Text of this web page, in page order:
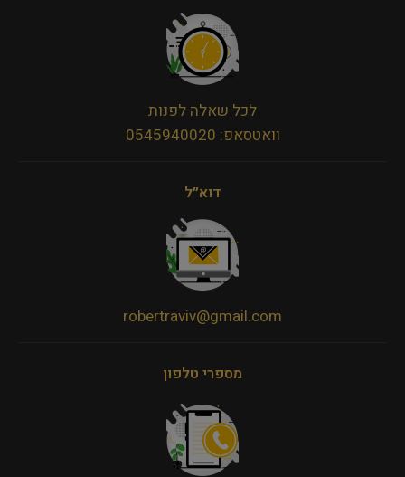
לכל שאלה לפנות
וואטסאפ: 0545940020
דוא״ל
robertraviv@gmail.com
מספרי טלפון